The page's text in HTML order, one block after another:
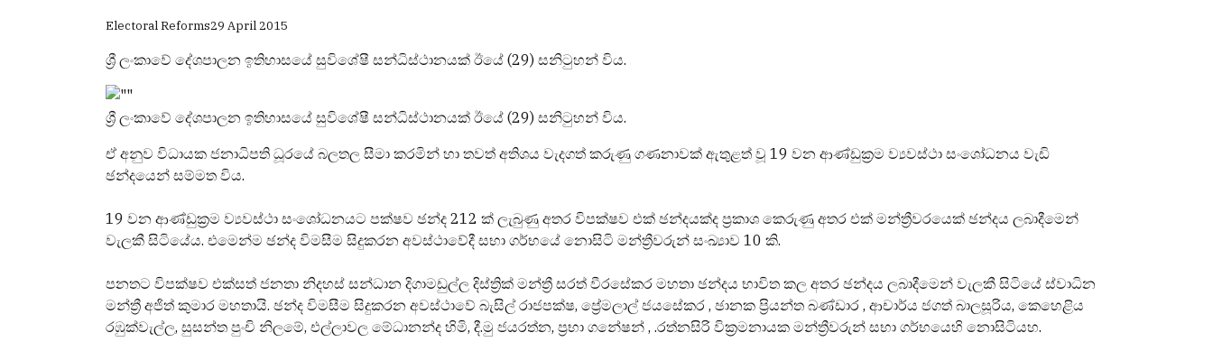
Electoral Reforms29 April 2015
ශ්‍රී ලංකාවේ දේශපාලන ඉතිහාසයේ සුවිශේෂී සන්ධිස්ථානයක් ඊයේ (29) සනිටුහන් විය.
ශ්‍රී ලංකාවේ දේශපාලන ඉතිහාසයේ සුවිශේෂී සන්ධිස්ථානයක් ඊයේ (29) සනිටුහන් විය.
ඒ අනුව විධායක ජනාධිපති ධූරයේ බලතල සීමා කරමින් හා තවත් අතිශය වැදගත් කරුණු ගණනාවක් ඇතුළත් වූ 19 වන ආණ්ඩුක්‍රම ව්‍යවස්ථා සංශෝධනය වැඩි
ඡන්දයෙන් සම්මත විය.
19 වන ආණ්ඩුක්‍රම ව්‍යවස්ථා සංශෝධනයට පක්ෂව ඡන්ද 212 ක් ලැබුණු අතර විපක්ෂව එක් ඡන්දයක්ද ප්‍රකාශ කෙරුණු අතර එක් මන්ත්‍රීවරයෙක් ඡන්දය ලබාදීමෙන්
වැලකී සිටියේය. එමෙන්ම ඡන්ද විමසීම සිදුකරන අවස්ථාවේදී සභා ගර්භයේ නොසිටි මන්ත්‍රීවරුන් සංඛ්‍යාව 10 කි.
පනතට විපක්ෂව එක්සත් ජනතා නිදහස් සන්ධාන දිගාමඩුල්ල දිස්ත්‍රික් මන්ත්‍රී සරත් වීරසේකර මහතා ඡන්දය භාවිත කල අතර ඡන්දය ලබාදීමෙන් වැලකී සිටියේ ස්වාධින
මන්ත්‍රී අජිත් කුමාර මහතායි. ඡන්ද විමසීම සිදුකරන අවස්ථාවේ බැසිල් රාජපක්ෂ, ප්‍රේමලාල් ජයසේකර , ඡානක ප්‍රියන්ත බණ්ඩාර , ආචාර්ය ජගත් බාලසූරිය, කෙහෙළිය
රඹුක්වැල්ල, සුසන්ත පුංචි නිලමේ, එල්ලාවල මේධානන්ද හිමි, දී.මු ජයරත්න, ප්‍රභා ගනේෂන් , .රත්නසිරි වික්‍රමනායක මන්ත්‍රීවරුන් සභා ගර්භයෙහි නොසිටියහ.